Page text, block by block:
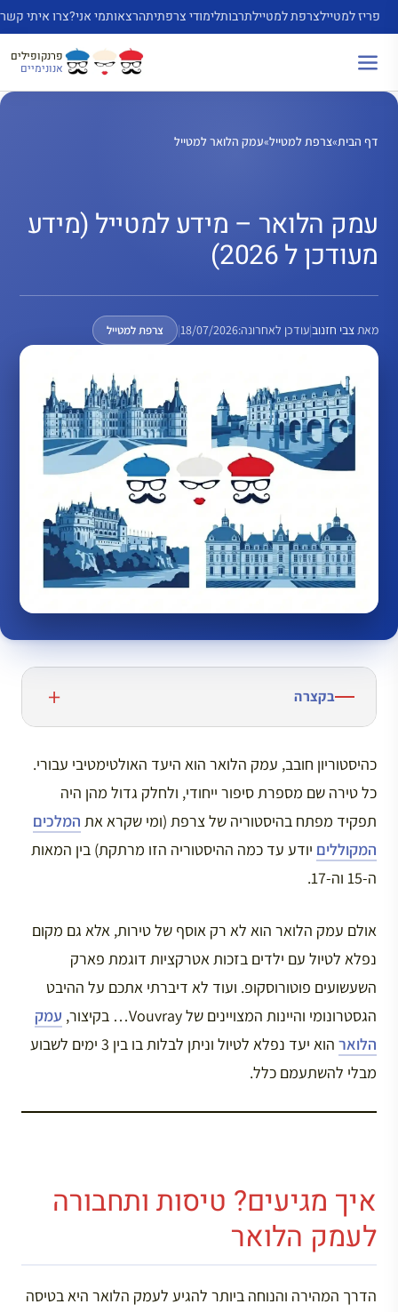
לדלג
לתוכן
פריז למטיילצרפת למטיילתרבותלימודי צרפתיתהרצאותמי אני?צרו איתי קשר
פרנקופילים
אנונימיים
דף הבית»צרפת למטייל»עמק הלואר למטייל
עמק הלואר – מידע למטייל (מידע
מעודכן ל 2026)
מאתצבי חזנוב|עודכן לאחרונה:18/07/2026
| צרפת למטייל
בקצרה
כהיסטוריון חובב, עמק הלואר הוא היעד האולטימטיבי עבורי.
כל טירה שם מספרת סיפור ייחודי, ולחלק גדול מהן היה
תפקיד מפתח בהיסטוריה של צרפת (ומי שקרא את המלכים
המקוללים יודע עד כמה ההיסטוריה הזו מרתקת) בין המאות
ה-15 וה-17.
אולם עמק הלואר הוא לא רק אוסף של טירות, אלא גם מקום
נפלא לטיול עם ילדים בזכות אטרקציות דוגמת פארק
השעשועים פוטורוסקופ. ועוד לא דיברתי אתכם על ההיבט
הגסטרונומי והיינות המצויינים של Vouvray… בקיצור,
עמק
הלואר
הוא יעד נפלא לטיול וניתן לבלות בו בין 3 ימים לשבוע
מבלי להשתעמם כלל.
איך מגיעים? טיסות ותחבורה
לעמק הלואר
הדרך המהירה והנוחה ביותר להגיע לעמק הלואר היא בטיסה